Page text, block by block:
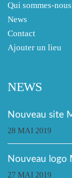
Qui sommes-
News
Contact
Ajouter un lieu
NEWS
Nouveau site
28 MAI 2019
Nouveau logo
27 MAI 2019